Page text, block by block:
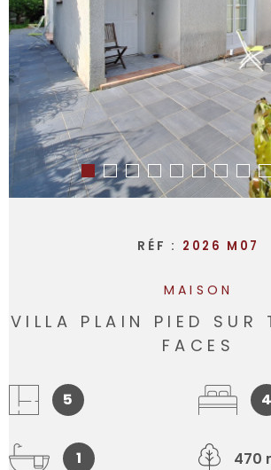
RÉF : 2026 M07
MAISON
VILLA PLAIN PIED SUR
FACES
5 4
1 470